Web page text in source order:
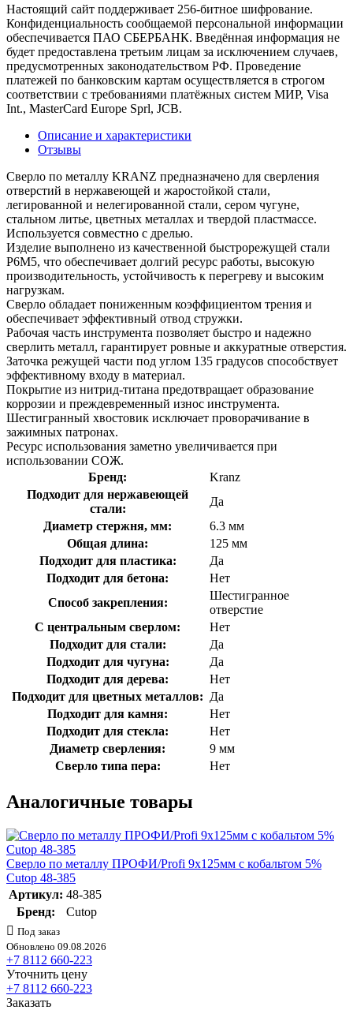
Настоящий сайт поддерживает 256-битное шифрование.
Конфиденциальность сообщаемой персональной информации
обеспечивается ПАО СБЕРБАНК. Введённая информация не
будет предоставлена третьим лицам за исключением случаев,
предусмотренных законодательством РФ. Проведение
платежей по банковским картам осуществляется в строгом
соответствии с требованиями платёжных систем МИР, Visa
Int., MasterCard Europe Sprl, JCB.
Описание и характеристики
Отзывы
Сверло по металлу KRANZ предназначено для сверления
отверстий в нержавеющей и жаростойкой стали,
легированной и нелегированной стали, сером чугуне,
стальном литье, цветных металлах и твердой пластмассе.
Используется совместно с дрелью.
Изделие выполнено из качественной быстрорежущей стали
Р6М5, что обеспечивает долгий ресурс работы, высокую
производительность, устойчивость к перегреву и высоким
нагрузкам.
Сверло обладает пониженным коэффициентом трения и
обеспечивает эффективный отвод стружки.
Рабочая часть инструмента позволяет быстро и надежно
сверлить металл, гарантирует ровные и аккуратные отверстия.
Заточка режущей части под углом 135 градусов способствует
эффективному входу в материал.
Покрытие из нитрид-титана предотвращает образование
коррозии и преждевременный износ инструмента.
Шестигранный хвостовик исключает проворачивание в
зажимных патронах.
Ресурс использования заметно увеличивается при
использовании СОЖ.
Бренд:
Kranz
Подходит для нержавеющей
стали:
Да
Диаметр стержня, мм:
6.3 мм
Общая длина:
125 мм
Подходит для пластика:
Да
Подходит для бетона:
Нет
Способ закрепления:
Шестигранное
отверстие
С центральным сверлом:
Нет
Подходит для стали:
Да
Подходит для чугуна:
Да
Подходит для дерева:
Нет
Подходит для цветных металлов: Да
Подходит для камня:
Нет
Подходит для стекла:
Нет
Диаметр сверления:
9 мм
Сверло типа пера:
Нет
Аналогичные товары
Сверло по металлу ПРОФИ/Profi 9х125мм с кобальтом 5%
Cutop 48-385
Артикул: 48-385
Бренд:
Cutop
Под заказ
Обновлено 09.08.2026
+7 8112 660-223
Уточнить цену
+7 8112 660-223
Заказать